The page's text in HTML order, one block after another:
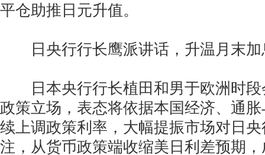
平仓助推日元升值。
日央行行长鹰派讲话，升温月末加
日本央行行长植田和男于欧洲时段
政策立场，表态将依据本国经济、通
续上调政策利率，大幅提振市场对日
注，从货币政策端收缩美日利差预期